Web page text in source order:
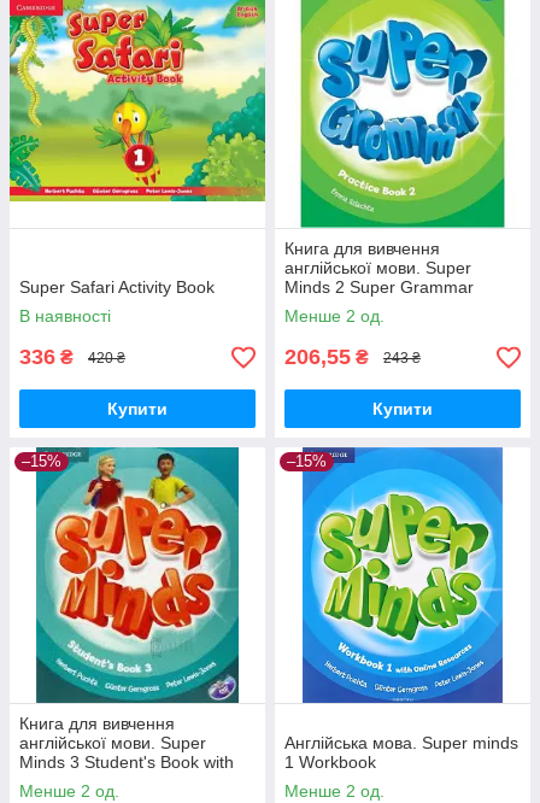
Super Safari Activity Book
В наявності
336 ₴ 420 ₴
Купити
Книга для вивчення
англійської мови. Super
Minds 2 Super Grammar
Practice Book
Менше 2 од.
206,55 ₴ 243 ₴
Купити
–15%
Книга для вивчення
англійської мови. Super
Minds 3 Student's Book with
DVD-ROM
Менше 2 од.
–15%
Англійська мова. Super minds
1 Workbook
Менше 2 од.